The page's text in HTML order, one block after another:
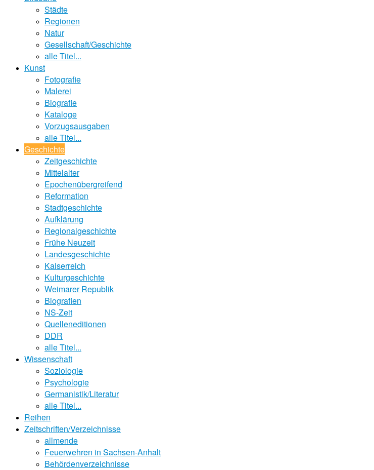
Städte
Regionen
Natur
Gesellschaft/Geschichte
alle Titel...
Kunst
Fotografie
Malerei
Biografie
Kataloge
Vorzugsausgaben
alle Titel...
Geschichte
Zeitgeschichte
Mittelalter
Epochenübergreifend
Reformation
Stadtgeschichte
Aufklärung
Regionalgeschichte
Frühe Neuzeit
Landesgeschichte
Kaiserreich
Kulturgeschichte
Weimarer Republik
Biografien
NS-Zeit
Quelleneditionen
DDR
alle Titel...
Wissenschaft
Soziologie
Psychologie
Germanistik/Literatur
alle Titel...
Reihen
Zeitschriften/Verzeichnisse
allmende
Feuerwehren in Sachsen-Anhalt
Behördenverzeichnisse